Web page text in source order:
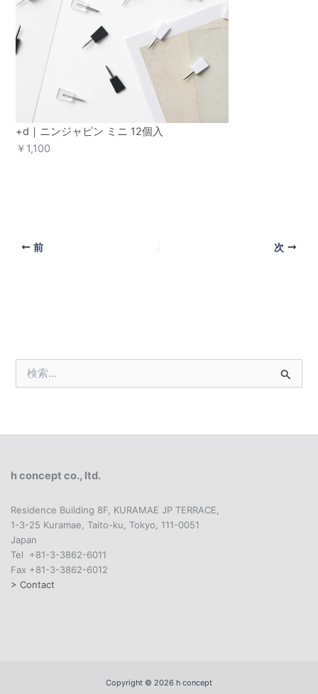
+d｜ニンジャピン ミニ 12個入
￥1,100
前 次
索
h concept co., ltd.
Residence Building 8F, KURAMAE JP TERRACE,
1-3-25 Kuramae, Taito-ku, Tokyo, 111-0051
Japan
Tel +81-3-3862-6011
Fax +81-3-3862-6012
> Contact
Copyright © 2026 h concept